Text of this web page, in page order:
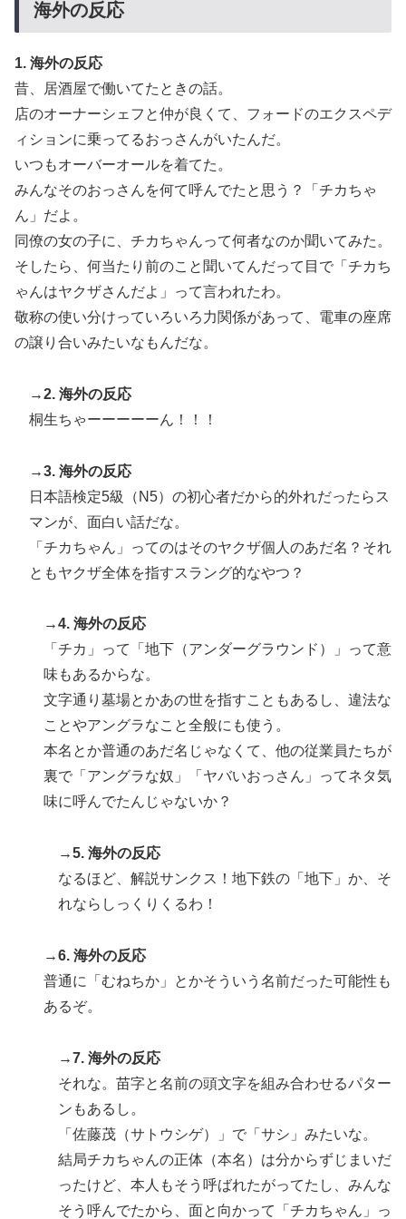
海外の反応
1. 海外の反応
昔、居酒屋で働いてたときの話。
店のオーナーシェフと仲が良くて、フォードのエクスペデ
ィションに乗ってるおっさんがいたんだ。
いつもオーバーオールを着てた。
みんなそのおっさんを何て呼んでたと思う？「チカちゃ
ん」だよ。
同僚の女の子に、チカちゃんって何者なのか聞いてみた。
そしたら、何当たり前のこと聞いてんだって目で「チカち
ゃんはヤクザさんだよ」って言われたわ。
敬称の使い分けっていろいろ力関係があって、電車の座席
の譲り合いみたいなもんだな。
→2. 海外の反応
桐生ちゃーーーーーん！！！
→3. 海外の反応
日本語検定5級（N5）の初心者だから的外れだったらス
マンが、面白い話だな。
「チカちゃん」ってのはそのヤクザ個人のあだ名？それ
ともヤクザ全体を指すスラング的なやつ？
→4. 海外の反応
「チカ」って「地下（アンダーグラウンド）」って意
味もあるからな。
文字通り墓場とかあの世を指すこともあるし、違法な
ことやアングラなこと全般にも使う。
本名とか普通のあだ名じゃなくて、他の従業員たちが
裏で「アングラな奴」「ヤバいおっさん」ってネタ気
味に呼んでたんじゃないか？
→5. 海外の反応
なるほど、解説サンクス！地下鉄の「地下」か、そ
れならしっくりくるわ！
→6. 海外の反応
普通に「むねちか」とかそういう名前だった可能性も
あるぞ。
→7. 海外の反応
それな。苗字と名前の頭文字を組み合わせるパター
ンもあるし。
「佐藤茂（サトウシゲ）」で「サシ」みたいな。
結局チカちゃんの正体（本名）は分からずじまいだ
ったけど、本人もそう呼ばれたがってたし、みんな
そう呼んでたから、面と向かって「チカちゃん」っ